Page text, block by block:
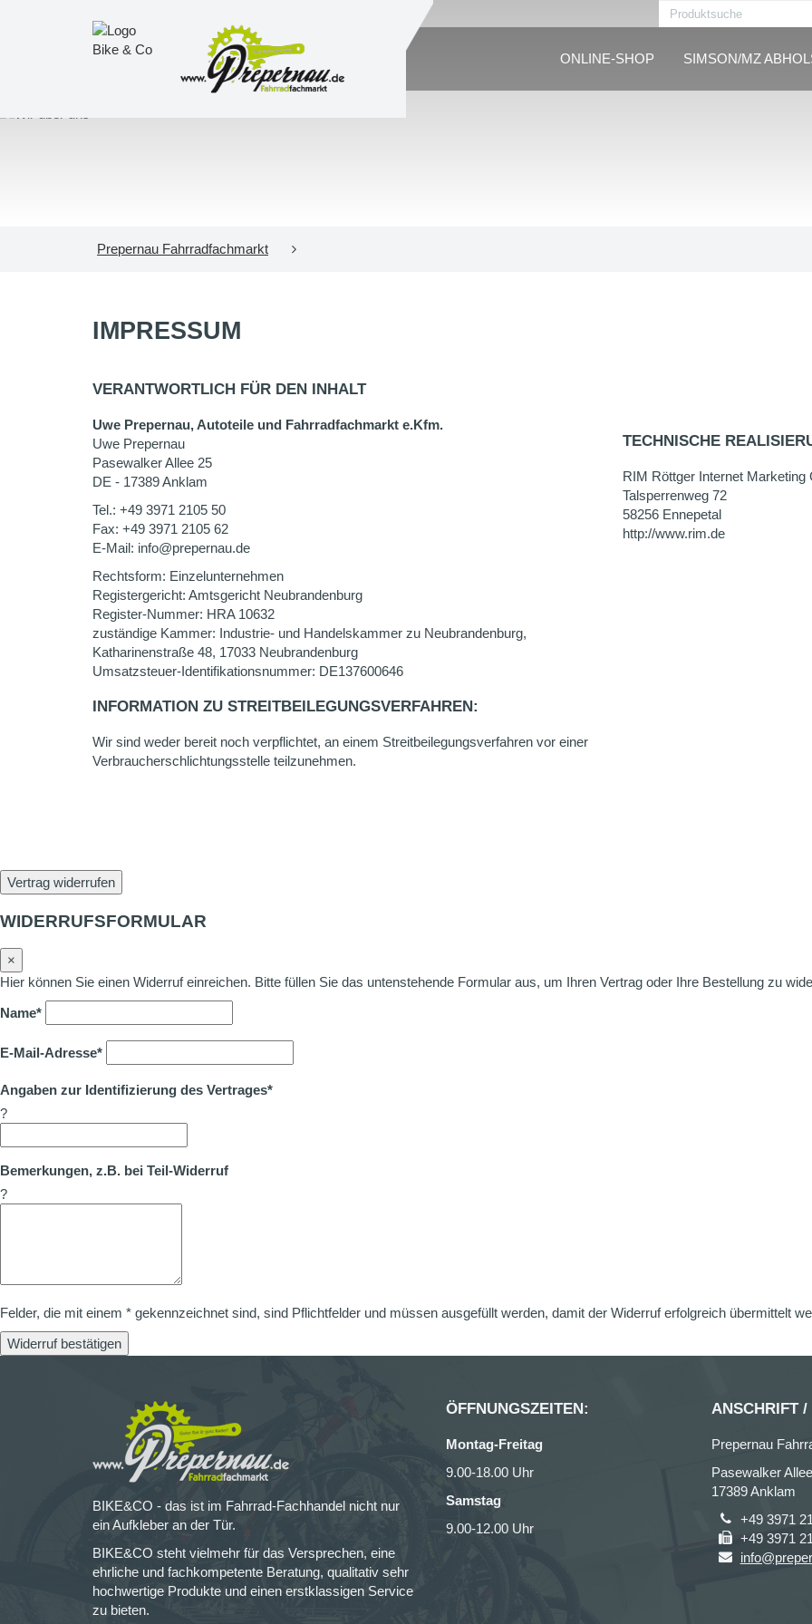
ONLINE-SHOP SIMSON/MZ
Prepernau Fahrradfachmarkt
IMPRESSUM
VERANTWORTLICH FÜR DEN INHALT
Uwe Prepernau, Autoteile und Fahrradfachmarkt e.Kfm.
Uwe Prepernau
Pasewalker Allee 25
DE - 17389 Anklam
Tel.: +49 3971 2105 50
Fax: +49 3971 2105 62
E-Mail: info@prepernau.de
Rechtsform: Einzelunternehmen
Registergericht: Amtsgericht Neubrandenburg
Register-Nummer: HRA 10632
zuständige Kammer: Industrie- und Handelskammer zu Neubrandenburg,
Katharinenstraße 48, 17033 Neubrandenburg
Umsatzsteuer-Identifikationsnummer: DE137600646
INFORMATION ZU STREITBEILEGUNGSVERFAHREN:
Wir sind weder bereit noch verpflichtet, an einem Streitbeilegungsverfahren vor einer
Verbraucherschlichtungsstelle teilzunehmen.
TECHNISCHE
RIM Röttger Internet Marketing
Talsperrenweg 72
58256 Ennepetal
http://www.rim.de
Vertrag widerrufen
WIDERRUFSFORMULAR
×
Hier können Sie einen Widerruf einreichen. Bitte füllen Sie das untenstehende Formular aus, um Ihren Vertrag oder Ihre Bestellung zu
Name*
E-Mail-Adresse*
Angaben zur Identifizierung des Vertrages*
?
Bemerkungen, z.B. bei Teil-Widerruf
?
Felder, die mit einem * gekennzeichnet sind, sind Pflichtfelder und müssen ausgefüllt werden, damit der Widerruf erfolgreich übermittelt
Widerruf bestätigen
BIKE&CO - das ist im Fahrrad-Fachhandel nicht nur
ein Aufkleber an der Tür.
BIKE&CO steht vielmehr für das Versprechen, eine
ehrliche und fachkompetente Beratung, qualitativ sehr
hochwertige Produkte und einen erstklassigen Service
zu bieten.
ÖFFNUNGSZEITEN:
Montag-Freitag
9.00-18.00 Uhr
Samstag
9.00-12.00 Uhr
ANSCHRIFT /
Prepernau
Pasewalker
17389 Anklam
+49 3971
+49 3971